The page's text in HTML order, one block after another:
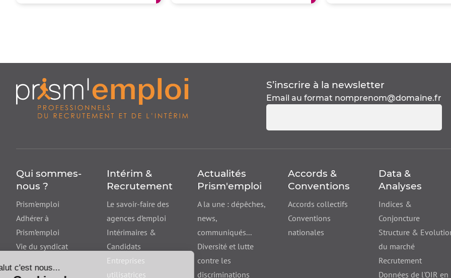
S’inscrire à la newsletter
Email au format nomprenom@domaine.fr
Qui sommes-
nous ?
Prism'emploi
Adhérer à
Prism’emploi
Vie du syndicat
Intérim &
Recrutement
Le savoir-faire des
agences d’emploi
Intérimaires &
Candidats
Entreprises
utilisatrices
Actualités
Prism'emploi
A la une : dépêches,
news,
communiqués...
Diversité et lutte
contre les
discriminations
Accords &
Conventions
Accords collectifs
Conventions
nationales
Data &
Analyses
Indices &
Conjoncture
Structure &
du marché
Recrutement
Données de l'OIR en